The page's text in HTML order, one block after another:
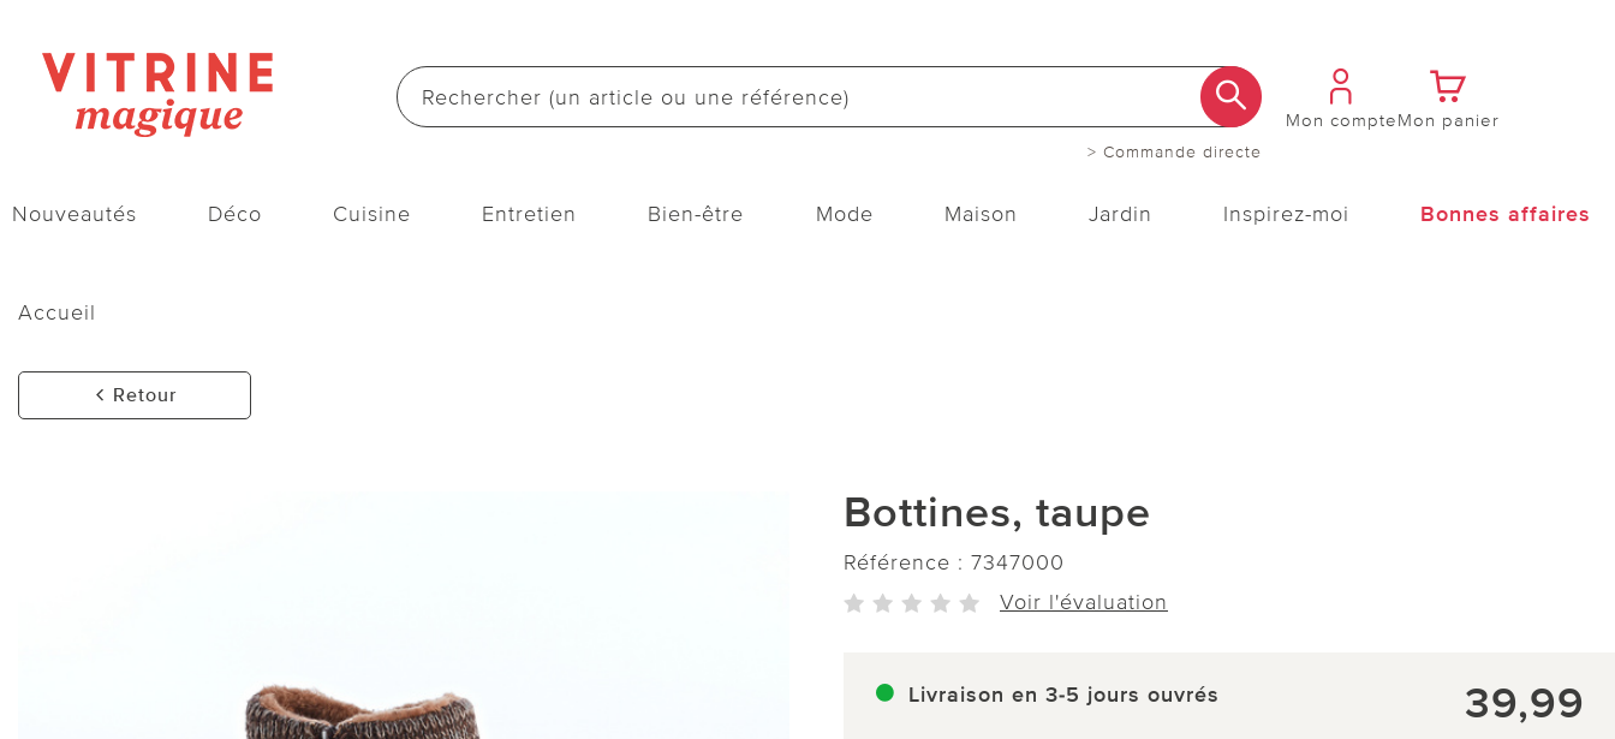
> Commande directe
Mon compteMon panier
Nouveautés Déco Cuisine Entretien Bien-être Mode Maison Jardin Inspirez-moi Bonnes affaires
Accueil
Retour
Bottines, taupe
Référence : 7347000
Voir l'évaluation
Livraison en 3-5 jours ouvrés 39,99